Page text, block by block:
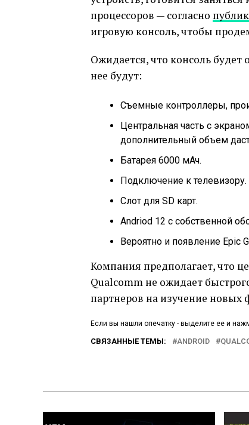
процессоров — согласно
игровую консоль, чтобы
Ожидается, что консоль
нее будут:
Съемные контроллеры,
Центральная часть с
дополнительный объем
Батарея 6000 мАч.
Подключение к телевизору.
Слот для SD карт.
Andriod 12 с собственной
Вероятно и появление Epic
Компания предполагает, что
Qualcomm не ожидает
партнеров на изучение новых
Если вы нашли опечатку - выделите ее и
СВЯЗАННЫЕ ТЕМЫ: ANDROID